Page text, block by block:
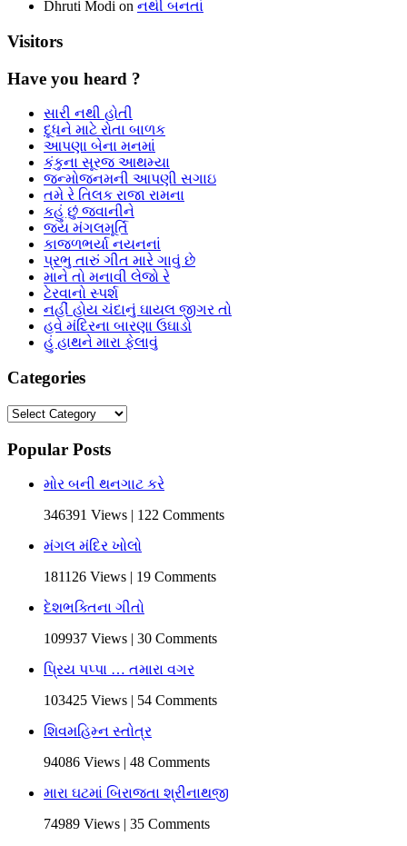
Dhruti Modi on નથી બનતાં
Visitors
Have you heard ?
સારી નથી હોતી
દૂધને માટે રોતા બાળક
આપણા બેના મનમાં
કંકુના સૂરજ આથમ્યા
જન્મોજનમની આપણી સગાઇ
તમે રે તિલક રાજા રામના
કહું છું જવાનીને
જય મંગલમૂર્તિ
કાજળભર્યા નયનનાં
પ્રભુ તારું ગીત મારે ગાવું છે
માને તો મનાવી લેજો રે
ટેરવાનો સ્પર્શ
નહીં હોય ચંદાનું ઘાયલ જીગર તો
હવે મંદિરના બારણા ઉઘાડો
હું હાથને મારા ફેલાવું
Categories
Categories
Popular Posts
મોર બની થનગાટ કરે
346391 Views | 122 Comments
મંગલ મંદિર ખોલો
181126 Views | 19 Comments
દેશભક્તિના ગીતો
109937 Views | 30 Comments
પ્રિય પપ્પા … તમારા વગર
103425 Views | 54 Comments
શિવમહિમ્ન સ્તોત્ર
94086 Views | 48 Comments
મારા ઘટમાં બિરાજતા શ્રીનાથજી
74989 Views | 35 Comments